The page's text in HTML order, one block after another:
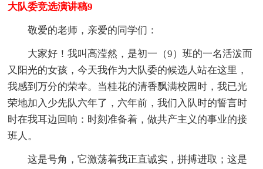
大队委竞选演讲稿9
敬爱的老师，亲爱的同学们：
大家好！我叫高滢然，是初一（9）班的一名活泼而
又阳光的女孩，今天我作为大队委的候选人站在这里，
我感到万分的荣幸。当桂花的清香飘满校园时，我已光
荣地加入少先队六年了，六年前，我们入队时的誓言时
时在我耳边回响：时刻准备着，做共产主义的事业的接
班人。
这是号角，它激荡着我正直诚实，拼搏进取；这是